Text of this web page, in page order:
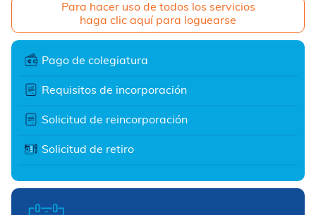
Para hacer uso de todos los servicios
haga clic aquí para loguearse
Pago de colegiatura
Requisitos de incorporación
Solicitud de reincorporación
Solicitud de retiro